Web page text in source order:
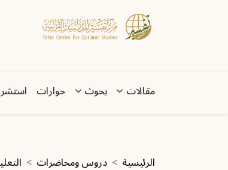
تجاوز إلى المحتوى الرئيسي
Main navigation
مقالات بحوث حوارات
الرئيسية دروس ومحاضرات